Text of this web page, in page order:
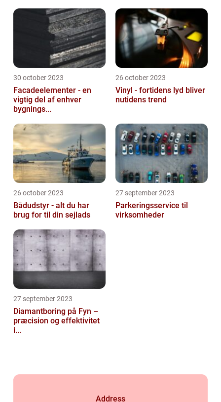
30 october 2023
Facadeelementer - en
vigtig del af enhver
bygnings...
26 october 2023
Vinyl - fortidens lyd bliver
nutidens trend
26 october 2023
Bådudstyr - alt du har
brug for til din sejlads
27 september 2023
Parkeringsservice til
virksomheder
27 september 2023
Diamantboring på Fyn –
præcision og effektivitet
i...
Address